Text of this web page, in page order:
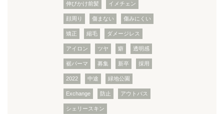
伸びかけ前髪 イメチェン
顔周り 傷まない 傷みにくい
矯正 縮毛 ダメージレス
アイロン ツヤ 癖 透明感
裾パーマ 募集 新卒 採用
2022 中途 緑地公園
Exchange 防止 アウトバス
シェリースキン